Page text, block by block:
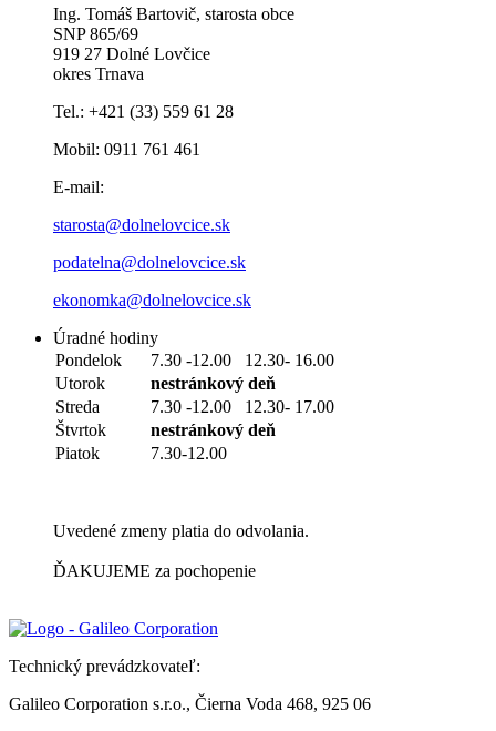
Ing. Tomáš Bartovič, starosta obce
SNP 865/69
919 27 Dolné Lovčice
okres Trnava
Tel.: +421 (33) 559 61 28
Mobil: 0911 761 461
E-mail:
starosta@dolnelovcice.sk
podatelna@dolnelovcice.sk
ekonomka@dolnelovcice.sk
Úradné hodiny
Pondelok
7.30 -12.00 12.30- 16.00
Utorok
nestránkový deň
Streda
7.30 -12.00 12.30- 17.00
Štvrtok
nestránkový deň
Piatok
7.30-12.00
Uvedené zmeny platia do odvolania.
ĎAKUJEME za pochopenie
Technický prevádzkovateľ:
Galileo Corporation s.r.o., Čierna Voda 468, 925 06